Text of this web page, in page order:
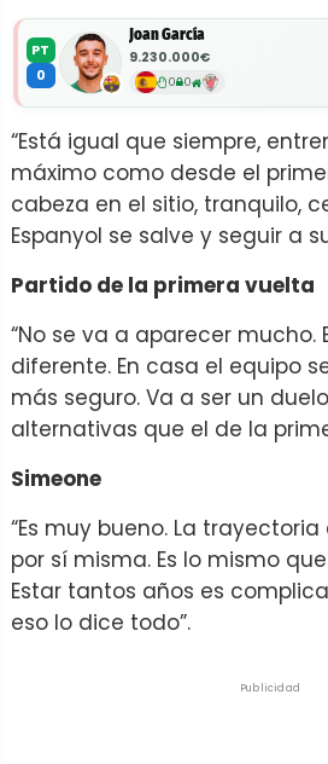
PT
0
Joan García
9.230.000€
0 0
“Está igual que siempre,
máximo como desde el
cabeza en el sitio, tranquilo,
Espanyol se salve y seguir a
Partido de la primera vuelta
“No se va a aparecer mucho.
diferente. En casa el equipo
más seguro. Va a ser un
alternativas que el de la
Simeone
“Es muy bueno. La
por sí misma. Es lo mismo
Estar tantos años es
eso lo dice todo”.
Publicidad